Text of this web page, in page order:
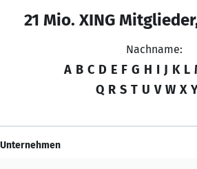
21 Mio. XING
Nachname:
A B C D E F G H I J K L
Q R S T U V W X
Unternehmen